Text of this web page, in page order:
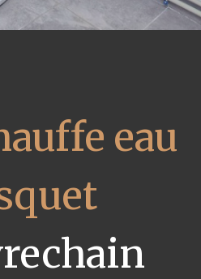
eau